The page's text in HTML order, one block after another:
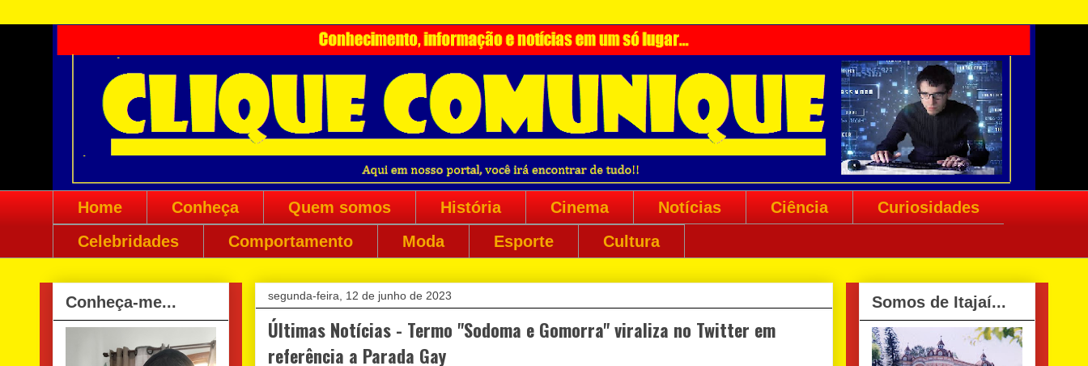
Home Conheça Quem somos História Cinema Notícias Ciência
Curiosidades
Celebridades
Comportamento Moda Esporte Cultura
segunda-feira, 12 de junho de 2023
Últimas Notícias - Termo "Sodoma e Gomorra" viraliza no Twitter em
referência a Parada Gay
Conheça-me... Somos de Itajaí...